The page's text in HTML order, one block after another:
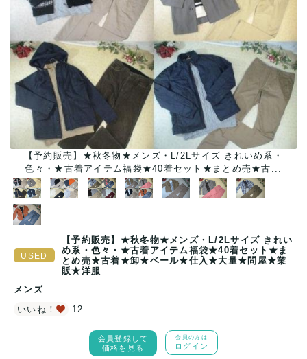
【予約販売】★秋冬物★メンズ・L/2Lサイズ きれいめ系・
色々・★古着アイテム福袋★40着セット★まとめ売★古...
【予約販売】★秋冬物★メンズ・L/2Lサイズ きれい
め系・色々・★古着アイテム福袋★40着セット★ま
とめ売★古着★卸★ベール★仕入★大量★問屋★業
販★洋服
メンズ
いいね！
12
会員登録して
価格を見る
会員の方は
ログイン